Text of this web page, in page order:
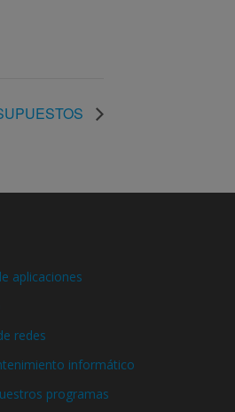
aplicaciones
redes
informático
programas